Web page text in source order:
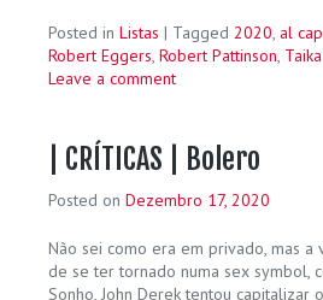
Posted in Listas | Tagged 2020, al
Robert Eggers, Robert Pattinson,
Leave a comment
| CRÍTICAS | Bolero
Posted on Dezembro 17, 2020
Não sei como era em privado, mas a
de se ter tornado numa sex symbol,
Sonho, John Derek tentou